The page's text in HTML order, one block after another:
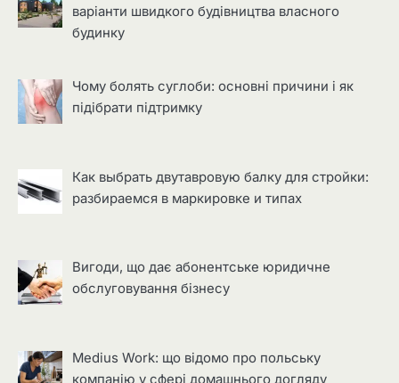
варіанти швидкого будівництва власного
будинку
Чому болять суглоби: основні причини і як
підібрати підтримку
Как выбрать двутавровую балку для стройки:
разбираемся в маркировке и типах
Вигоди, що дає абонентське юридичне
обслуговування бізнесу
Medius Work: що відомо про польську
компанію у сфері домашнього догляду